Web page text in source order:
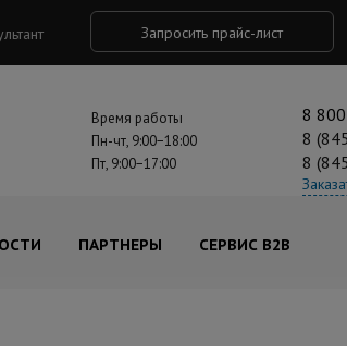
Запросить прайс-лист
Время работы
Пн-чт, 9:00−18:00
Пт, 9:00−17:00
8
8
8
ПАРТНЕРЫ СЕРВИС B2B